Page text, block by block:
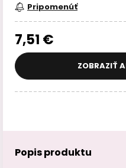
Pripomenúť
7,51 €
ZOBRAZIŤ
Popis produktu